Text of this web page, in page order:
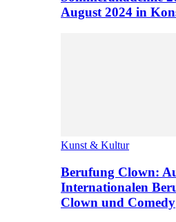
August 2024 in
Kunst & Kultur
Berufung Clown:
Internationalen
Clown und Comedy